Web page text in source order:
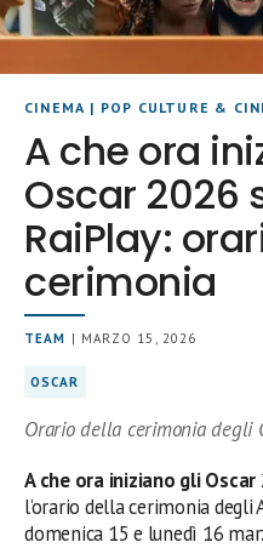
CINEMA | POP CULTURE &
A che ora
Oscar 2026
RaiPlay:
cerimonia
TEAM | MARZO 15, 2026
OSCAR
Orario della cerimonia degli
A che ora iniziano gli Oscar
l’orario della cerimonia
domenica 15 e lunedì 16